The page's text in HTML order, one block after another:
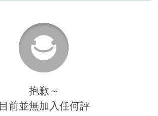
抱歉～
目前並無加入任何評